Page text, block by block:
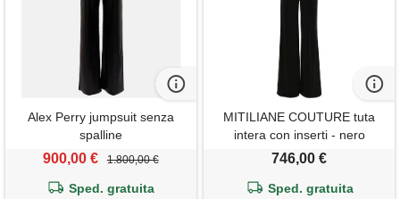
Alex Perry jumpsuit senza
spalline
900,00 € 1.800,00 €
Sped. gratuita
MITILIANE COUTURE tuta
intera con inserti - nero
746,00 €
Sped. gratuita